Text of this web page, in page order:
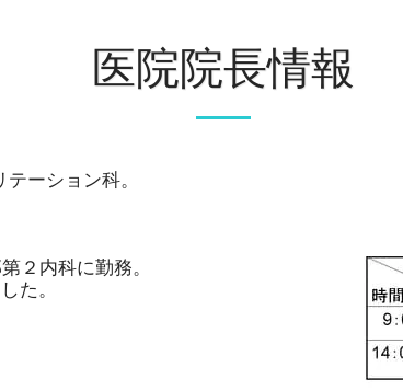
医院院長情報
ーション科。
２内科に勤務。
た。